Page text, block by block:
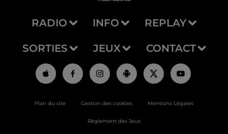
RADIO INFO REPLAY
SORTIES JEUX CONTACT
Plan du site Gestion des cookies Mentions Légales
Règlement des Jeux